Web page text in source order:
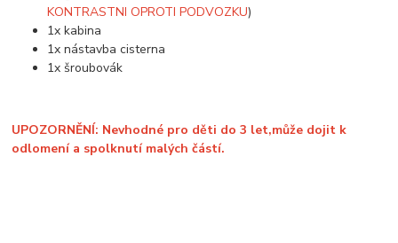
KONTRASTNI OPROTI PODVOZKU)
1x kabina
1x nástavba cisterna
1x šroubovák
UPOZORNĚNÍ: Nevhodné pro děti do 3 let,může dojit k
odlomení a spolknutí malých částí.